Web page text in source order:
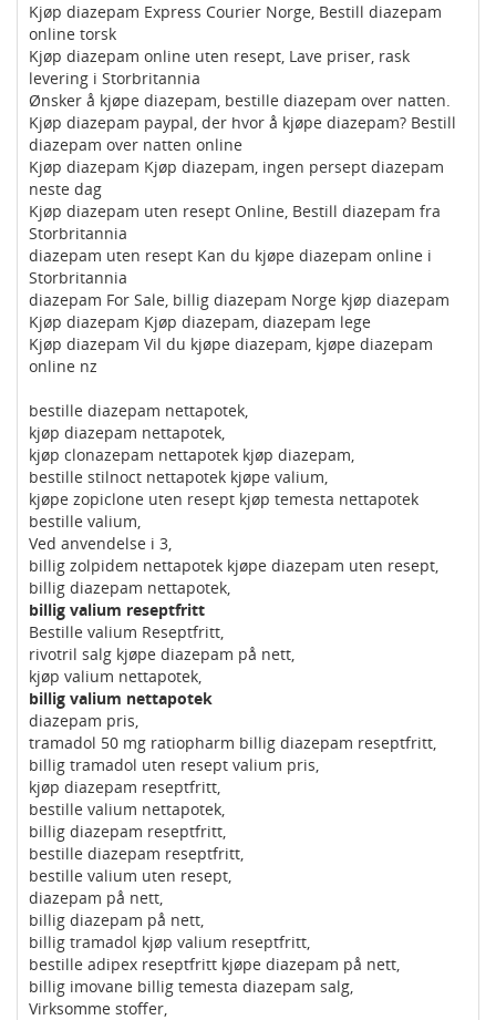
Kjøp diazepam Express Courier Norge, Bestill diazepam
online torsk
Kjøp diazepam online uten resept, Lave priser, rask
levering i Storbritannia
Ønsker å kjøpe diazepam, bestille diazepam over natten.
Kjøp diazepam paypal, der hvor å kjøpe diazepam? Bestill
diazepam over natten online
Kjøp diazepam Kjøp diazepam, ingen persept diazepam
neste dag
Kjøp diazepam uten resept Online, Bestill diazepam fra
Storbritannia
diazepam uten resept Kan du kjøpe diazepam online i
Storbritannia
diazepam For Sale, billig diazepam Norge kjøp diazepam
Kjøp diazepam Kjøp diazepam, diazepam lege
Kjøp diazepam Vil du kjøpe diazepam, kjøpe diazepam
online nz
bestille diazepam nettapotek,
kjøp diazepam nettapotek,
kjøp clonazepam nettapotek kjøp diazepam,
bestille stilnoct nettapotek kjøpe valium,
kjøpe zopiclone uten resept kjøp temesta nettapotek
bestille valium,
Ved anvendelse i 3,
billig zolpidem nettapotek kjøpe diazepam uten resept,
billig diazepam nettapotek,
billig valium reseptfritt
Bestille valium Reseptfritt,
rivotril salg kjøpe diazepam på nett,
kjøp valium nettapotek,
billig valium nettapotek
diazepam pris,
tramadol 50 mg ratiopharm billig diazepam reseptfritt,
billig tramadol uten resept valium pris,
kjøp diazepam reseptfritt,
bestille valium nettapotek,
billig diazepam reseptfritt,
bestille diazepam reseptfritt,
bestille valium uten resept,
diazepam på nett,
billig diazepam på nett,
billig tramadol kjøp valium reseptfritt,
bestille adipex reseptfritt kjøpe diazepam på nett,
billig imovane billig temesta diazepam salg,
Virksomme stoffer,